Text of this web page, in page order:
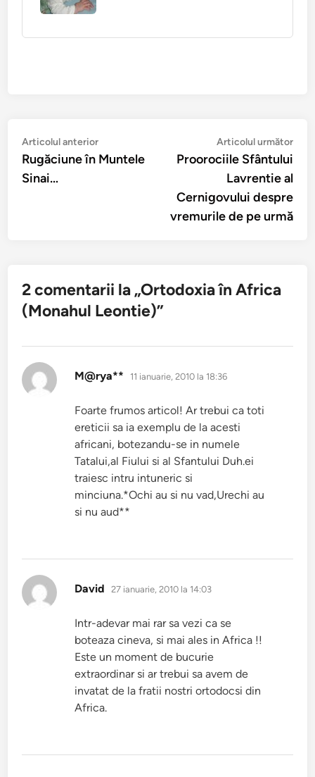
Navigare
în
articole
Articolul anteriorArticolul
anterior:
Rugăciune în Muntele
Sinai…
Articolul următor
Proorociile Sfântului
Lavrentie al
Cernigovului despre
vremurile de pe urmă
2 comentarii la „Ortodoxia în Africa
(Monahul Leontie)”
M@rya** spune:
11 ianuarie, 2010 la 18:36
Foarte frumos articol! Ar trebui ca toti
ereticii sa ia exemplu de la acesti
africani, botezandu-se in numele
Tatalui,al Fiului si al Sfantului Duh.ei
traiesc intru intuneric si
minciuna.*Ochi au si nu vad,Urechi au
si nu aud**
David spune:
27 ianuarie, 2010 la 14:03
Intr-adevar mai rar sa vezi ca se
boteaza cineva, si mai ales in Africa !!
Este un moment de bucurie
extraordinar si ar trebui sa avem de
invatat de la fratii nostri ortodocsi din
Africa.